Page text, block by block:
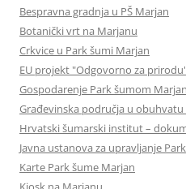
Bespravna gradnja u PŠ Marjan
Botanički vrt na Marjanu
Crkvice u Park šumi Marjan
EU projekt "Odgovorno za
Gospodarenje Park šumom Marjan
Građevinska područja u obuhvatu
Hrvatski šumarski institut –
Javna ustanova za upravljanje
Karte Park šume Marjan